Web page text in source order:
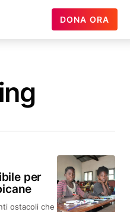
DONA ORA
per
ostacoli che